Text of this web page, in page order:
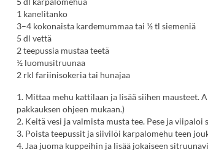
1 kanelitanko
3–4 kokonaista kardemummaa tai ½ tl siemeniä
5 dl vettä
2 teepussia mustaa teetä
½ luomusitruunaa
2 rkl fariinisokeria tai hunajaa
1. Mittaa mehu kattilaan ja lisää siihen mausteet.
pakkauksen ohjeen mukaan.)
2. Keitä vesi ja valmista musta tee. Pese ja viipaloi
3. Poista teepussit ja siivilöi karpalomehu teen
4. Jaa juoma kuppeihin ja lisää jokaiseen